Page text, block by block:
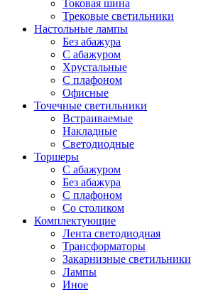
Токовая шина
Трековые светильники
Настольные лампы
Без абажура
С абажуром
Хрустальные
С плафоном
Офисные
Точечные светильники
Встраиваемые
Накладные
Светодиодные
Торшеры
С абажуром
Без абажура
С плафоном
Со столиком
Комплектующие
Лента светодиодная
Трансформаторы
Закарнизные светильники
Лампы
Иное